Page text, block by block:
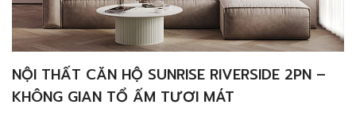
NỘI THẤT CĂN HỘ SUNRISE RIVERSIDE 2PN –
KHÔNG GIAN TỔ ẤM TƯƠI MÁT